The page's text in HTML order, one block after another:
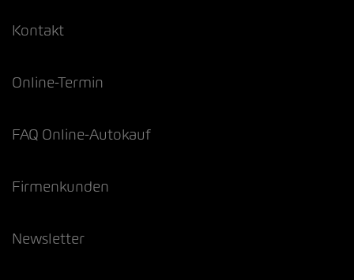
Kontakt
Online-Termin
FAQ Online-Autokauf
Firmenkunden
Newsletter